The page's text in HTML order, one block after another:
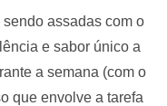
assadas com o
e sabor único a
a semana (com o
que envolve a tarefa